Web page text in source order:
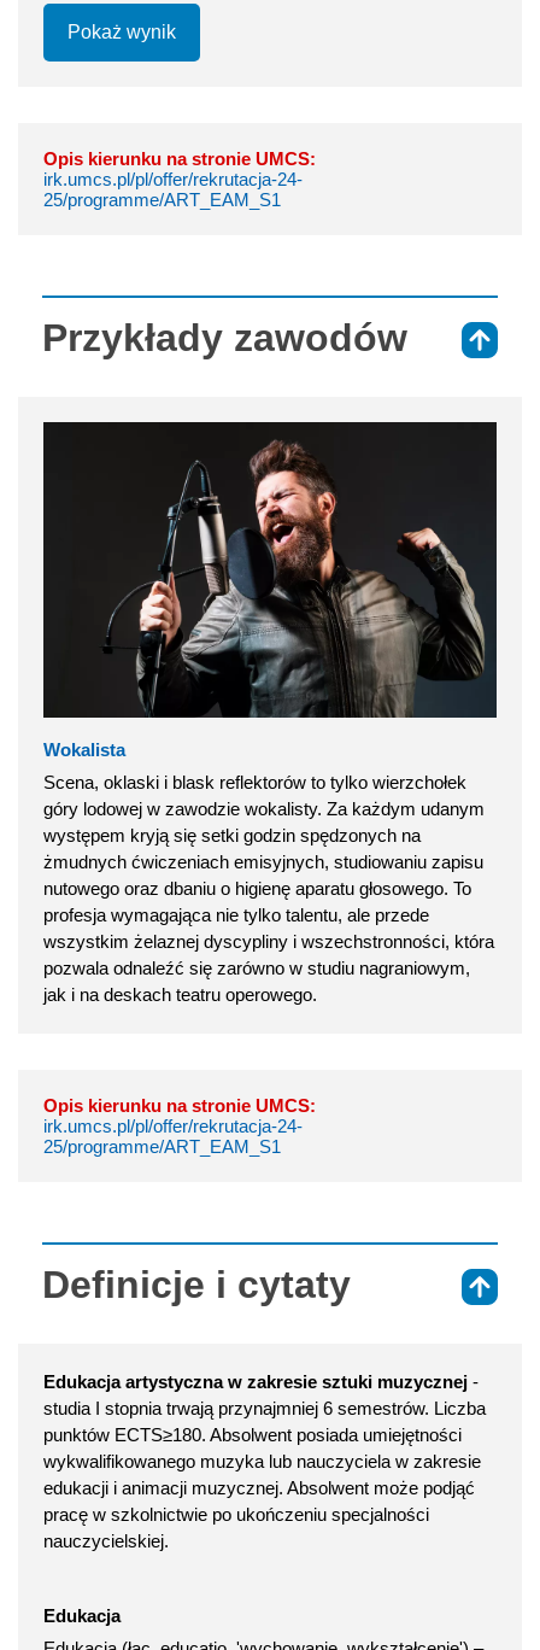
Pokaż wynik
Opis kierunku na stronie UMCS:
irk.umcs.pl/pl/offer/rekrutacja-24-
25/programme/ART_EAM_S1
Przykłady zawodów
Wokalista
Scena, oklaski i blask reflektorów to tylko wierzchołek
góry lodowej w zawodzie wokalisty. Za każdym udanym
występem kryją się setki godzin spędzonych na
żmudnych ćwiczeniach emisyjnych, studiowaniu zapisu
nutowego oraz dbaniu o higienę aparatu głosowego. To
profesja wymagająca nie tylko talentu, ale przede
wszystkim żelaznej dyscypliny i wszechstronności, która
pozwala odnaleźć się zarówno w studiu nagraniowym,
jak i na deskach teatru operowego.
Opis kierunku na stronie UMCS:
irk.umcs.pl/pl/offer/rekrutacja-24-
25/programme/ART_EAM_S1
Definicje i cytaty
Edukacja artystyczna w zakresie sztuki muzycznej -
studia I stopnia trwają przynajmniej 6 semestrów. Liczba
punktów ECTS≥180. Absolwent posiada umiejętności
wykwalifikowanego muzyka lub nauczyciela w zakresie
edukacji i animacji muzycznej. Absolwent może podjąć
pracę w szkolnictwie po ukończeniu specjalności
nauczycielskiej.
Edukacja